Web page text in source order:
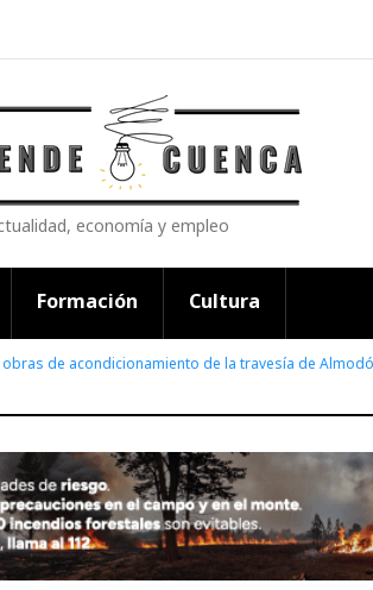
economía y empleo
Formación Cultura
de acondicionamiento de la travesía de